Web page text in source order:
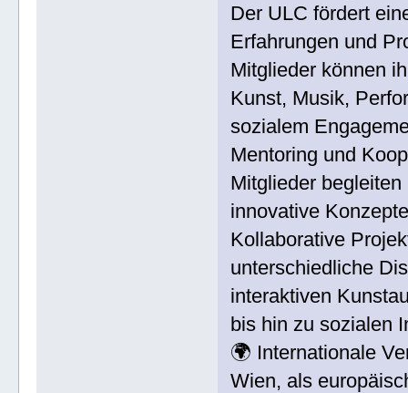
Der ULC fördert
Erfahrungen und
Mitglieder können
Kunst, Musik,
sozialem
Mentoring und
Mitglieder
innovative
Kollaborative
unterschiedliche
interaktiven
bis hin zu sozialen
🌍 Internationale
Wien, als